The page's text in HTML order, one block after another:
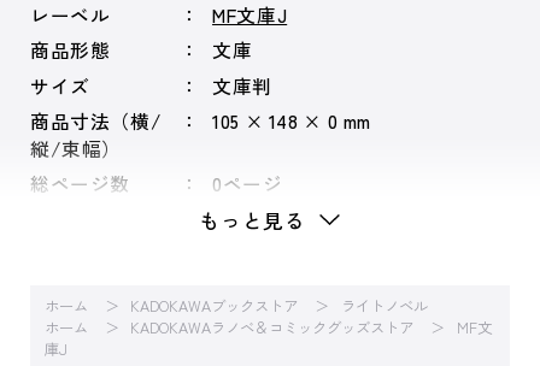
レーベル
MF文庫J
商品形態
文庫
サイズ
文庫判
商品寸法（横/
縦/束幅）
105 × 148 × 0 mm
総ページ数 0ページ
もっと見る
ホーム KADOKAWAブックストア
ライトノベル
ホーム
KADOKAWAラノベ＆コミックグッズストア
MF文
庫J